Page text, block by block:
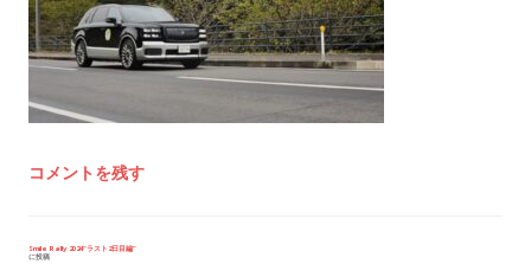
コメントを残す
投
Smile Rally 2024”ラスト2日目編”
に投稿